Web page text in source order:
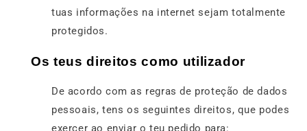
tuas informações na internet sejam totalmente
protegidos.
Os teus direitos como utilizador
De acordo com as regras de proteção de dados
pessoais, tens os seguintes direitos, que podes
exercer ao enviar o teu pedido para: